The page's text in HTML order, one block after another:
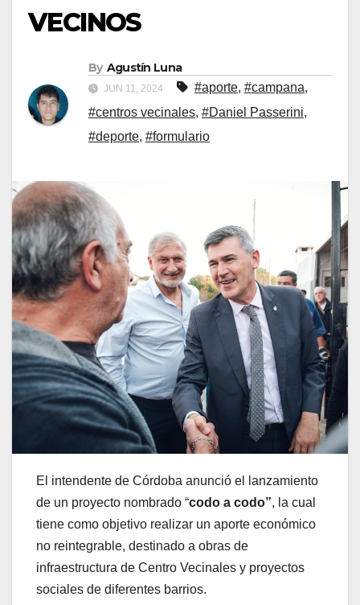
VECINOS
By Agustín Luna
JUN 11, 2024 #aporte, #campana,
#centros vecinales, #Daniel Passerini,
#deporte, #formulario
El intendente de Córdoba anunció el lanzamiento
de un proyecto nombrado “codo a codo”, la cual
tiene como objetivo realizar un aporte económico
no reintegrable, destinado a obras de
infraestructura de Centro Vecinales y proyectos
sociales de diferentes barrios.